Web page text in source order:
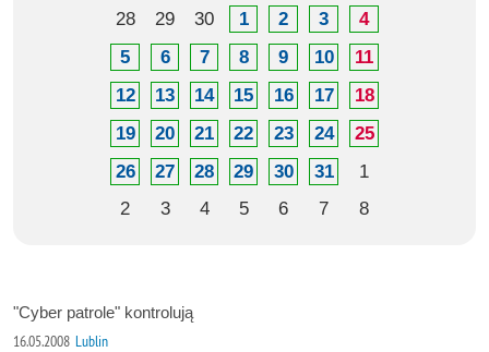
28
29 30 1 2 3
4
5
6 7 8 9 10
11
12
13 14 15 16 17
18
19
20 21 22 23 24
25
26
27 28 29 30 31
1
2
3 4 5 6 7 8
"Cyber patrole" kontrolują
16.05.2008 Lublin